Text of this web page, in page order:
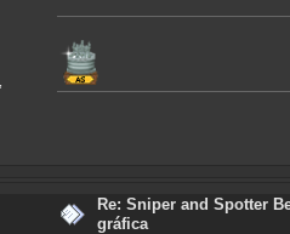
Re: Sniper and Spotter
gráfica